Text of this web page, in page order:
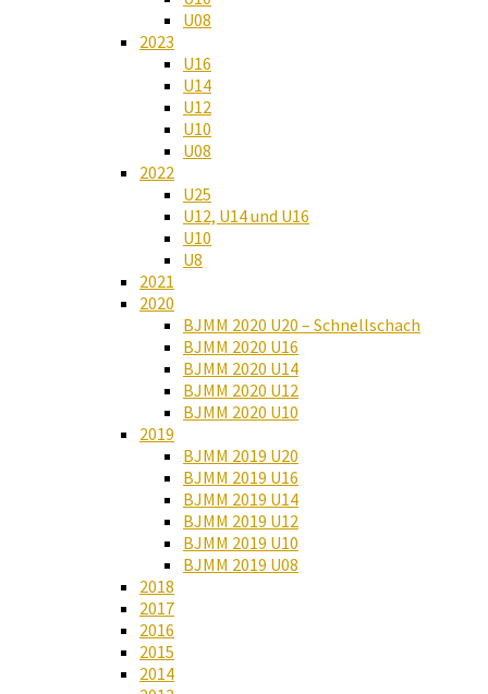
U08
2023
U16
U14
U12
U10
U08
2022
U25
U12, U14 und U16
U10
U8
2021
2020
BJMM 2020 U20 – Schnellschach
BJMM 2020 U16
BJMM 2020 U14
BJMM 2020 U12
BJMM 2020 U10
2019
BJMM 2019 U20
BJMM 2019 U16
BJMM 2019 U14
BJMM 2019 U12
BJMM 2019 U10
BJMM 2019 U08
2018
2017
2016
2015
2014